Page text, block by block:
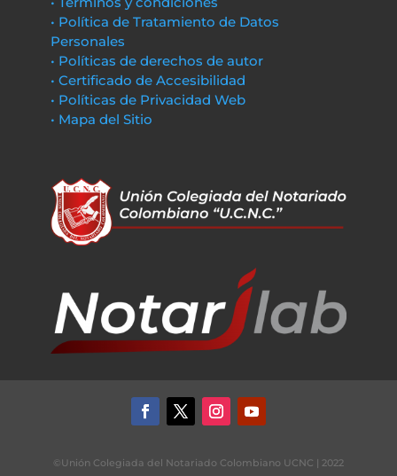
• Política de Tratamiento de Datos
Personales
• Políticas de derechos de autor
• Certificado de Accesibilidad
• Políticas de Privacidad Web
• Mapa del Sitio
©Unión Colegiada del Notariado Colombiano UCNC | 2022